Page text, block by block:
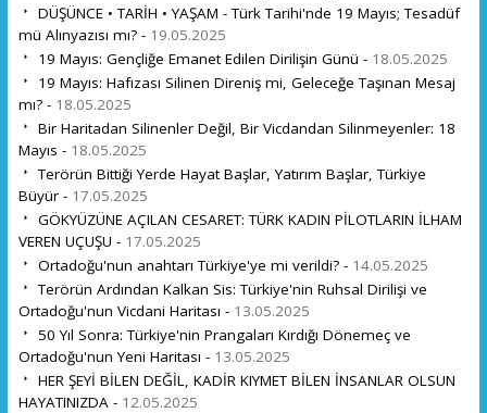
DÜŞÜNCE • TARİH • YAŞAM - Türk Tarihi'nde 19 Mayıs; Tesadüf
mü Alınyazısı mı? - 19.05.2025
19 Mayıs: Gençliğe Emanet Edilen Dirilişin Günü - 18.05.2025
19 Mayıs: Hafızası Silinen Direniş mi, Geleceğe Taşınan Mesaj
mı? - 18.05.2025
Bir Haritadan Silinenler Değil, Bir Vicdandan Silinmeyenler: 18
Mayıs - 18.05.2025
Terörün Bittiği Yerde Hayat Başlar, Yatırım Başlar, Türkiye
Büyür - 17.05.2025
GÖKYÜZÜNE AÇILAN CESARET: TÜRK KADIN PİLOTLARIN İLHAM
VEREN UÇUŞU - 17.05.2025
Ortadoğu'nun anahtarı Türkiye'ye mi verildi? - 14.05.2025
Terörün Ardından Kalkan Sis: Türkiye'nin Ruhsal Dirilişi ve
Ortadoğu'nun Vicdani Haritası - 13.05.2025
50 Yıl Sonra: Türkiye'nin Prangaları Kırdığı Dönemeç ve
Ortadoğu'nun Yeni Haritası - 13.05.2025
HER ŞEYİ BİLEN DEĞİL, KADİR KIYMET BİLEN İNSANLAR OLSUN
HAYATINIZDA - 12.05.2025